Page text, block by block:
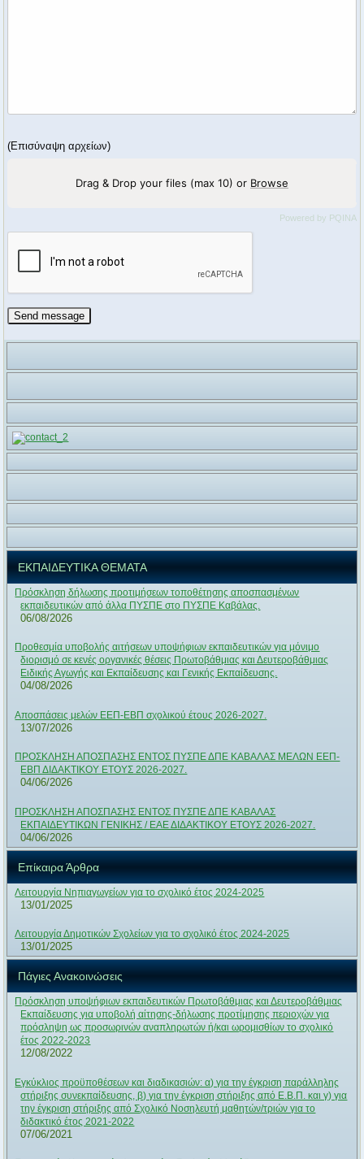
(Επισύναψη αρχείων)
Powered by PQINA
Drag & Drop your files (max 10) or Browse
ΕΚΠΑΙΔΕΥΤΙΚΑ ΘΕΜΑΤΑ
Πρόσκληση δήλωσης προτιμήσεων τοποθέτησης αποσπασμένων
εκπαιδευτικών από άλλα ΠΥΣΠΕ στο ΠΥΣΠΕ Καβάλας.
06/08/2026
Προθεσμία υποβολής αιτήσεων υποψήφιων εκπαιδευτικών για μόνιμο
διορισμό σε κενές οργανικές θέσεις Πρωτοβάθμιας και Δευτεροβάθμιας
Ειδικής Αγωγής και Εκπαίδευσης και Γενικής Εκπαίδευσης.
04/08/2026
Αποσπάσεις μελών ΕΕΠ-ΕΒΠ σχολικού έτους 2026-2027.
13/07/2026
ΠΡΟΣΚΛΗΣΗ ΑΠΟΣΠΑΣΗΣ ΕΝΤΟΣ ΠΥΣΠΕ ΔΠΕ ΚΑΒΑΛΑΣ ΜΕΛΩΝ ΕΕΠ-
ΕΒΠ ΔΙΔΑΚΤΙΚΟΥ ΕΤΟΥΣ 2026-2027.
04/06/2026
ΠΡΟΣΚΛΗΣΗ ΑΠΟΣΠΑΣΗΣ ΕΝΤΟΣ ΠΥΣΠΕ ΔΠΕ ΚΑΒΑΛΑΣ
ΕΚΠΑΙΔΕΥΤΙΚΩΝ ΓΕΝΙΚΗΣ / ΕΑΕ ΔΙΔΑΚΤΙΚΟΥ ΕΤΟΥΣ 2026-2027.
04/06/2026
Επίκαιρα Άρθρα
Λειτουργία Νηπιαγωγείων για το σχολικό έτος 2024-2025
13/01/2025
Λειτουργία Δημοτικών Σχολείων για το σχολικό έτος 2024-2025
13/01/2025
Πάγιες Ανακοινώσεις
Πρόσκληση υποψήφιων εκπαιδευτικών Πρωτοβάθμιας και Δευτεροβάθμιας
Εκπαίδευσης για υποβολή αίτησης-δήλωσης προτίμησης περιοχών για
πρόσληψη ως προσωρινών αναπληρωτών ή/και ωρομισθίων το σχολικό
έτος 2022-2023
12/08/2022
Εγκύκλιος προϋποθέσεων και διαδικασιών: α) για την έγκριση παράλληλης
στήριξης συνεκπαίδευσης, β) για την έγκριση στήριξης από Ε.Β.Π. και γ) για
την έγκριση στήριξης από Σχολικό Νοσηλευτή μαθητών/τριών για το
διδακτικό έτος 2021-2022
07/06/2021